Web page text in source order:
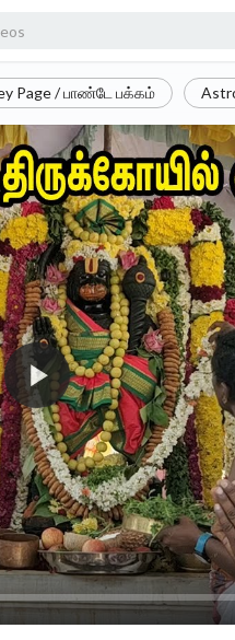
Page / பாண்டே பக்கம்